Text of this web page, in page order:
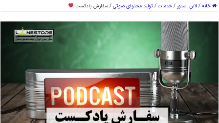
خانه / لاین استور / خدمات / تولید محتوای صوتی / سفارش پادکست